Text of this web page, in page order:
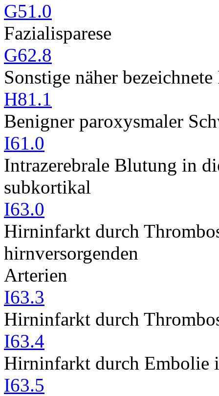
G51.0
Fazialisparese
G62.8
Sonstige näher
H81.1
Benigner paroxysmaler
I61.0
Intrazerebrale Blutung in
subkortikal
I63.0
Hirninfarkt durch
hirnversorgenden
Arterien
I63.3
Hirninfarkt durch
I63.4
Hirninfarkt durch Embolie
I63.5